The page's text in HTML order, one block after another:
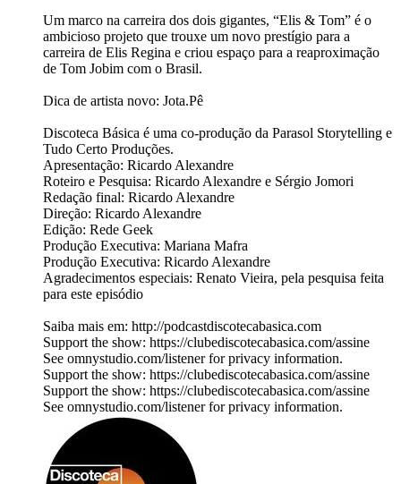
Um marco na carreira dos dois gigantes, “Elis & Tom” é o
ambicioso projeto que trouxe um novo prestígio para a
carreira de Elis Regina e criou espaço para a reaproximação
de Tom Jobim com o Brasil.
Dica de artista novo: Jota.Pê
Discoteca Básica é uma co-produção da Parasol Storytelling e
Tudo Certo Produções.
Apresentação: Ricardo Alexandre
Roteiro e Pesquisa: Ricardo Alexandre e Sérgio Jomori
Redação final: Ricardo Alexandre
Direção: Ricardo Alexandre
Edição: Rede Geek
Produção Executiva: Mariana Mafra
Produção Executiva: Ricardo Alexandre
Agradecimentos especiais: Renato Vieira, pela pesquisa feita
para este episódio
Saiba mais em: http://podcastdiscotecabasica.com
Support the show: https://clubediscotecabasica.com/assine
See omnystudio.com/listener for privacy information.
Support the show: https://clubediscotecabasica.com/assine
Support the show: https://clubediscotecabasica.com/assine
See omnystudio.com/listener for privacy information.